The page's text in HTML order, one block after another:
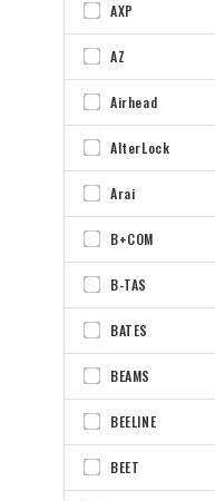
AXP
AZ
Airhead
AlterLock
Arai
B+COM
B-TAS
BATES
BEAMS
BEELINE
BEET